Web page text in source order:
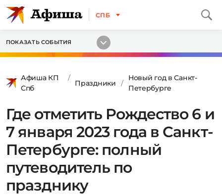
СПБ
ПОКАЗАТЬ СОБЫТИЯ
Афиша КП
Спб
Праздники
Новый год в Санкт-
Петербурге
Где отметить Рождество 6 и
7 января 2023 года в Санкт-
Петербурге: полный
путеводитель по
празднику